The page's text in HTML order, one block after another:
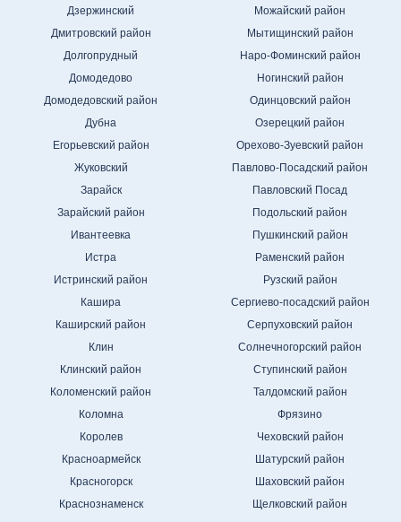
Дзержинский
Дмитровский район
Долгопрудный
Домодедово
Домодедовский район
Дубна
Егорьевский район
Жуковский
Зарайск
Зарайский район
Ивантеевка
Истра
Истринский район
Кашира
Каширский район
Клин
Клинский район
Коломенский район
Коломна
Королев
Красноармейск
Красногорск
Краснознаменск
Можайский район
Мытищинский район
Наро-Фоминский район
Ногинский район
Одинцовский район
Озерецкий район
Орехово-Зуевский район
Павлово-Посадский район
Павловский Посад
Подольский район
Пушкинский район
Раменский район
Рузский район
Сергиево-посадский район
Серпуховский район
Солнечногорский район
Ступинский район
Талдомский район
Фрязино
Чеховский район
Шатурский район
Шаховский район
Щелковский район